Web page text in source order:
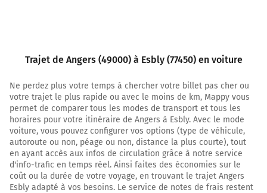
Continuer A10 E5 E50 sur 23 kilomètres
Continuer A10 sur 8,5 kilomètres
A10 E50
E5
A1
LILLE
A6
263 km
Trajet de Angers (49000) à Esbly (77450) en voiture
Ne perdez plus votre temps à chercher votre billet pas cher ou
votre trajet le plus rapide ou avec le moins de km, Mappy vous
permet de comparer tous les modes de transport et tous les
horaires pour votre itinéraire de Angers à Esbly. Avec le mode
voiture, vous pouvez configurer vos options (type de véhicule,
autoroute ou non, péage ou non, distance la plus courte), tout
en ayant accès aux infos de circulation grâce à notre service
d'info-trafic en temps réel. Ainsi faites des économies sur le
coût ou la durée de votre voyage, en trouvant le trajet Angers
Esbly adapté à vos besoins. Le service de notes de frais restent